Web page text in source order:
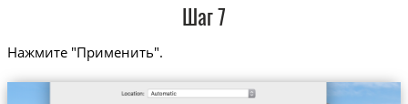
Шаг 7
Нажмите "Применить".